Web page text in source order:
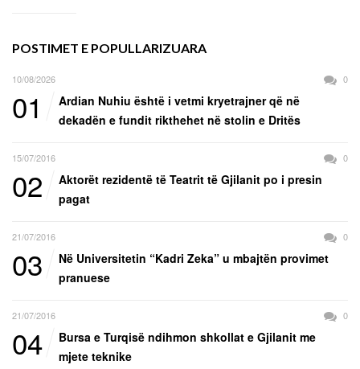
POSTIMET E POPULLARIZUARA
10/08/2026 0
01
Ardian Nuhiu është i vetmi kryetrajner që në
dekadën e fundit rikthehet në stolin e Dritës
15/07/2016 0
02
Aktorët rezidentë të Teatrit të Gjilanit po i presin
pagat
21/07/2016 0
03
Në Universitetin “Kadri Zeka” u mbajtën provimet
pranuese
21/07/2016 0
04
Bursa e Turqisë ndihmon shkollat e Gjilanit me
mjete teknike